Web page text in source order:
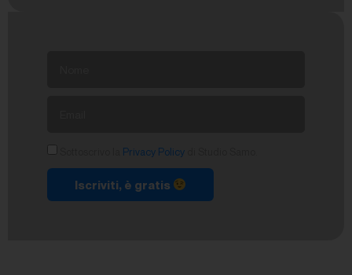
Privacy Policy
Iscriviti, è gratis